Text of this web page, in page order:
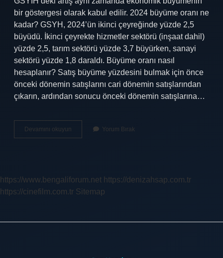
bir göstergesi olarak kabul edilir. 2024 büyüme oranı ne
kadar? GSYH, 2024’ün ikinci çeyreğinde yüzde 2,5
büyüdü. İkinci çeyrekte hizmetler sektörü (inşaat dahil)
yüzde 2,5, tarım sektörü yüzde 3,7 büyürken, sanayi
sektörü yüzde 1,8 daraldı. Büyüme oranı nasıl
hesaplanır? Satış büyüme yüzdesini bulmak için önce
önceki dönemin satışlarını cari dönemin satışlarından
çıkarın, ardından sonucu önceki dönemin satışlarına…
Devamını okuyun
Büyüme
Yorum Bırak
https://www.bengaliforum.net https://denizahsap.com.tr
https://cinefilm.com.tr Sitemap